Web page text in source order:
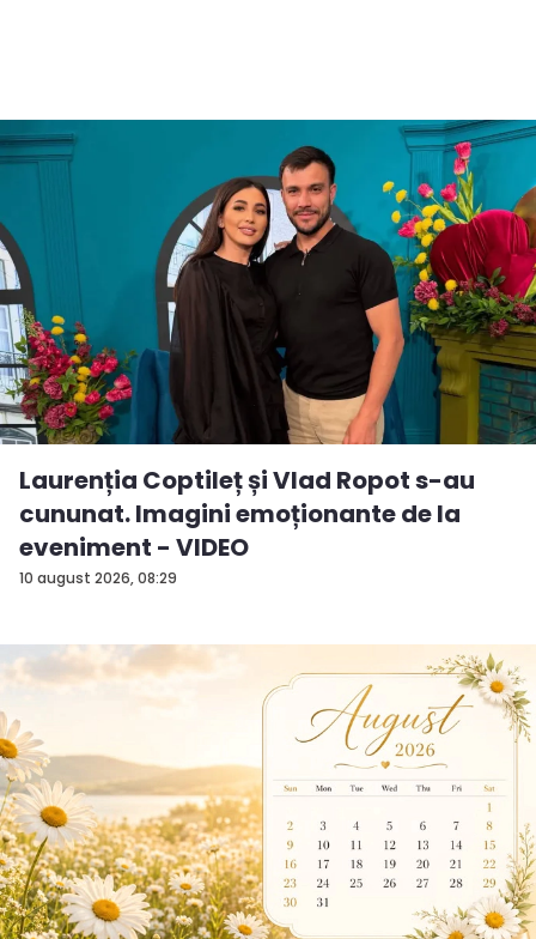
10 august 2026, 08:29
Laurenția Coptileț și Vlad Ropot s-au
cununat. Imagini emoționante de la
eveniment - VIDEO